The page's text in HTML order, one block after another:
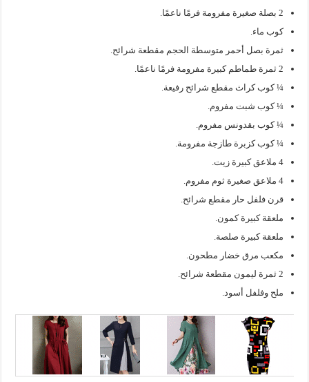
2 بصلة صغيرة مفرومة فرمًا ناعمًا.
كوب ماء.
ثمرة بصل أحمر متوسطة الحجم مقطعة شرائح.
2 ثمرة طماطم كبيرة مفرومة فرمًا ناعمًا.
¼ كوب كراث مقطع شرائح رفيعة.
¼ كوب شبت مفروم.
¼ كوب بقدونس مفروم.
¼ كوب كزبرة طازجة مفرومة.
4 ملاعق كبيرة زيت.
4 ملاعق صغيرة ثوم مفروم.
قرن فلفل حار مقطع شرائح.
ملعقة كبيرة كمون.
ملعقة كبيرة صلصة.
مكعب مرق خضار مطحون.
2 ثمرة ليمون مقطعة شرائح.
ملح وفلفل أسود.